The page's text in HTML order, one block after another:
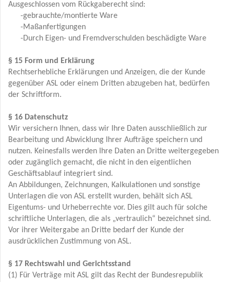
Ausgeschlossen vom Rückgaberecht sind:
-gebrauchte/montierte Ware
-Maßanfertigungen
-Durch Eigen- und Fremdverschulden beschädigte Ware
§ 15 Form und Erklärung
Rechtserhebliche Erklärungen und Anzeigen, die der Kunde
gegenüber ASL oder einem Dritten abzugeben hat, bedürfen
der Schriftform.
§ 16 Datenschutz
Wir versichern Ihnen, dass wir Ihre Daten ausschließlich zur
Bearbeitung und Abwicklung Ihrer Aufträge speichern und
nutzen. Keinesfalls werden Ihre Daten an Dritte weitergegeben
oder zugänglich gemacht, die nicht in den eigentlichen
Geschäftsablauf integriert sind.
An Abbildungen, Zeichnungen, Kalkulationen und sonstige
Unterlagen die von ASL erstellt wurden, behält sich ASL
Eigentums- und Urheberrechte vor. Dies gilt auch für solche
schriftliche Unterlagen, die als „vertraulich“ bezeichnet sind.
Vor ihrer Weitergabe an Dritte bedarf der Kunde der
ausdrücklichen Zustimmung von ASL.
§ 17 Rechtswahl und Gerichtsstand
(1) Für Verträge mit ASL gilt das Recht der Bundesrepublik